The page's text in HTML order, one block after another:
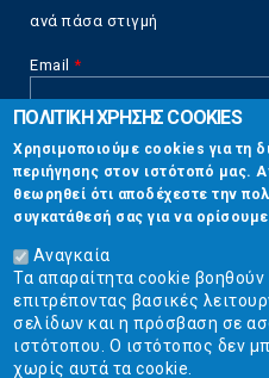
ανά πάσα στιγμή
Email *
CAPTCHA
This
question is
for testing
whether or
not you are a
human visitor
and to
prevent
automated
spam
Επικοινωνία
Στουρνάρη 17, Αθήνα 10683
2103304444
info@ekpizo.gr
ΠΟΛΙΤΙΚΗ ΧΡΗΣΗΣ COOKIES
Χρησιμοποιούμε cookies για τη
περιήγησης στον ιστότοπό μας.
θεωρηθεί ότι αποδέχεστε την
συγκατάθεσή σας για να
Αναγκαία
Τα απαραίτητα cookie
επιτρέποντας βασικές
σελίδων και η πρόσβαση σε
ιστότοπου. Ο ιστότοπος δεν
χωρίς αυτά τα cookie.